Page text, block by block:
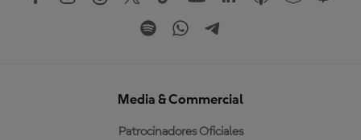
Media & Commercial
Patrocinadores Oficiales